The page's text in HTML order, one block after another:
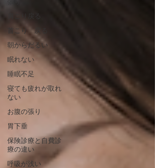
肩こり戻る
首こり 戻る
朝からだるい
眠れない
睡眠不足
寝ても疲れが取れ
ない
お腹の張り
胃下垂
保険診療と自費診
療の違い
呼吸が浅い